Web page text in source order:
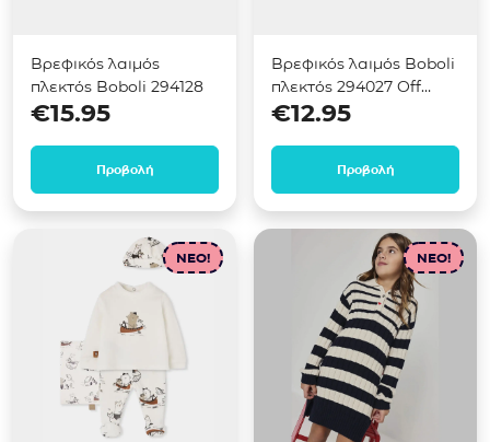
Βρεφικός λαιμός
πλεκτός Boboli 294128
€15.95
Προβολή
Βρεφικός λαιμός Boboli
πλεκτός 294027 Off
white
€12.95
Προβολή
NEO! NEO!